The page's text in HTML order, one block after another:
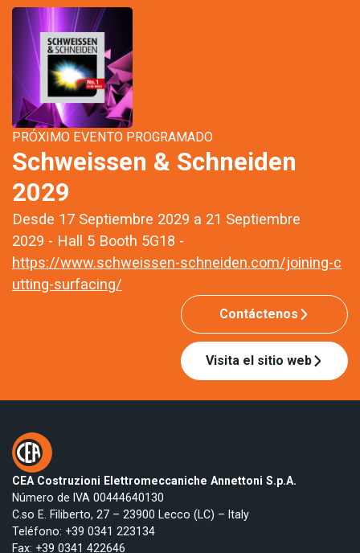
PRÓXIMO EVENTO PROGRAMADO
Schweissen & Schneiden
2029
Desde 17 Septiembre 2029 a 21 Septiembre
2029 - Hall 5 Booth 5G18 -
https://www.schweissen-schneiden.com/joining-c
utting-surfacing/
Contáctenos
Visita el sitio web
CEA Costruzioni Elettromeccaniche Annettoni S.p.A.
Número de IVA 00444640130
C.so E. Filiberto, 27 – 23900 Lecco (LC) – Italy
Teléfono: +39 0341 223134
Fax: +39 0341 422646